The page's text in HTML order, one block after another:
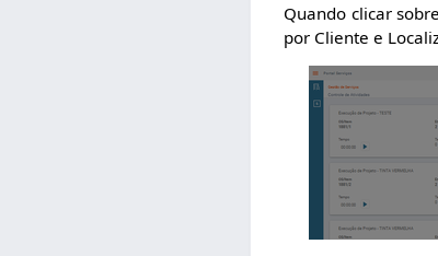
Quando clicar
por Cliente e